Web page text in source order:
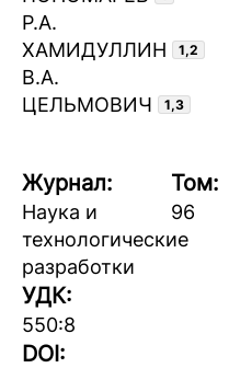
Р.А.
ХАМИДУЛЛИН
1,2
В.А.
ЦЕЛЬМОВИЧ
1,3
Журнал:
Наука и
технологические
разработки
Том:
96
УДК:
550:8
DOI: